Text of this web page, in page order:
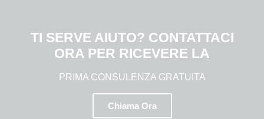
TI SERVE AIUTO? CONTATTACI
ORA PER RICEVERE LA
PRIMA CONSULENZA GRATUITA
Chiama Ora